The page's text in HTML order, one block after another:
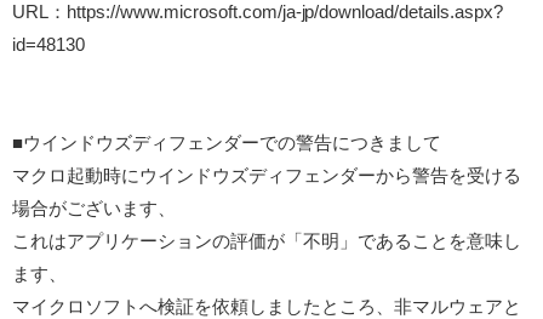
URL：https://www.microsoft.com/ja-jp/download/details.aspx?
id=48130
■ウインドウズディフェンダーでの警告につきまして
マクロ起動時にウインドウズディフェンダーから警告を受ける
場合がございます、
これはアプリケーションの評価が「不明」であることを意味し
ます、
マイクロソフトへ検証を依頼しましたところ、非マルウェアと